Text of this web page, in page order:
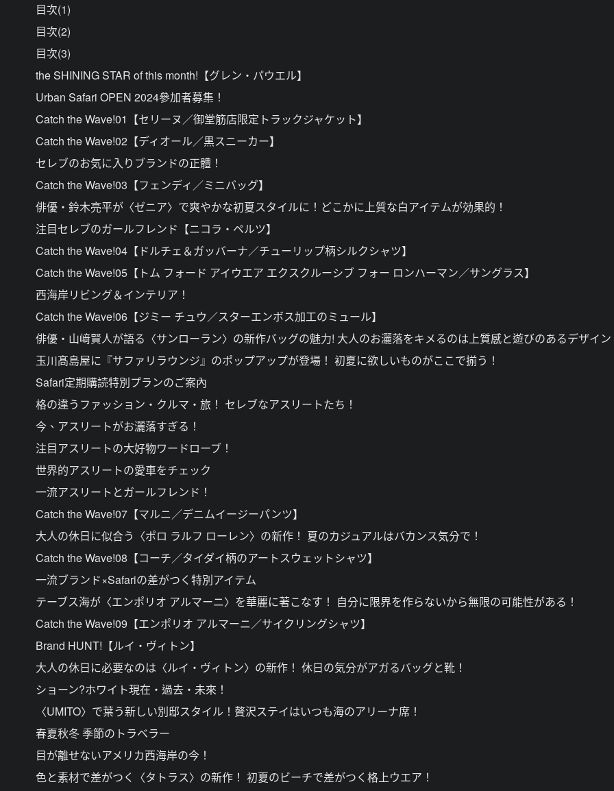
目次(1)
目次(2)
目次(3)
the SHINING STAR of this month!【グレン・パウエル】
Urban Safari OPEN 2024參加者募集！
Catch the Wave!01【セリーヌ／御堂筋店限定トラックジャケット】
Catch the Wave!02【ディオール／黒スニーカー】
セレブのお気に入りブランドの正體！
Catch the Wave!03【フェンディ／ミニバッグ】
俳優・鈴木亮平が〈ゼニア〉で爽やかな初夏スタイルに！どこかに上質な白アイテムが効果的！
注目セレブのガールフレンド【ニコラ・ペルツ】
Catch the Wave!04【ドルチェ＆ガッバーナ／チューリップ柄シルクシャツ】
Catch the Wave!05【トム フォード アイウエア エクスクルーシブ フォー ロンハーマン／サングラス】
西海岸リビング＆インテリア！
Catch the Wave!06【ジミー チュウ／スターエンボス加工のミュール】
俳優・山﨑賢人が語る〈サンローラン〉の新作バッグの魅力! 大人のお灑落をキメるのは上質感と遊びのあるデザイ
玉川髙島屋に『サファリラウンジ』のポップアップが登場！ 初夏に欲しいものがここで揃う！
Safari定期購読特別プランのご案內
格の違うファッション・クルマ・旅！ セレブなアスリートたち！
今、アスリートがお灑落すぎる！
注目アスリートの大好物ワードローブ！
世界的アスリートの愛車をチェック
一流アスリートとガールフレンド！
Catch the Wave!07【マルニ／デニムイージーパンツ】
大人の休日に似合う〈ポロ ラルフ ローレン〉の新作！ 夏のカジュアルはバカンス気分で！
Catch the Wave!08【コーチ／タイダイ柄のアートスウェットシャツ】
一流ブランド×Safariの差がつく特別アイテム
テーブス海が〈エンポリオ アルマーニ〉を華麗に著こなす！ 自分に限界を作らないから無限の可能性がある！
Catch the Wave!09【エンポリオ アルマーニ／サイクリングシャツ】
Brand HUNT!【ルイ・ヴィトン】
大人の休日に必要なのは〈ルイ・ヴィトン〉の新作！ 休日の気分がアガるバッグと靴！
ショーン?ホワイト現在・過去・未來！
〈UMITO〉で葉う新しい別邸スタイル！贅沢ステイはいつも海のアリーナ席！
春夏秋冬 季節のトラベラー
目が離せないアメリカ西海岸の今！
色と素材で差がつく〈タトラス〉の新作！ 初夏のビーチで差がつく格上ウエア！